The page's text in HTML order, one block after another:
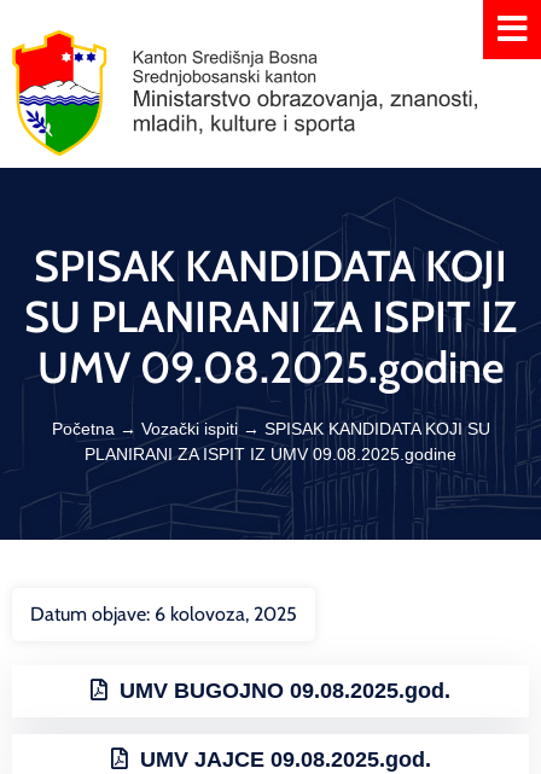
SPISAK KANDIDATA KOJI
SU PLANIRANI ZA ISPIT IZ
UMV 09.08.2025.godine
Početna → Vozački ispiti→ SPISAK KANDIDATA KOJI SU
PLANIRANI ZA ISPIT IZ UMV 09.08.2025.godine
Datum objave: 6 kolovoza, 2025
UMV BUGOJNO 09.08.2025.god.
UMV JAJCE 09.08.2025.god.